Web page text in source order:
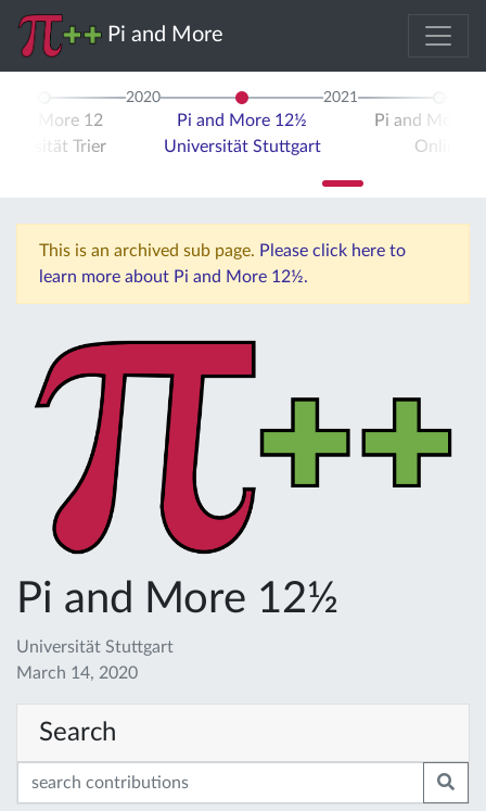
Pi and More
and More 12
Trier
2020
Pi and More 12½
Universität Stuttgart
2021
Pi and More
Online
This is an archived sub page. Please click here to
learn more about Pi and More 12½.
Pi and More 12½
Universität Stuttgart
March 14, 2020
Search